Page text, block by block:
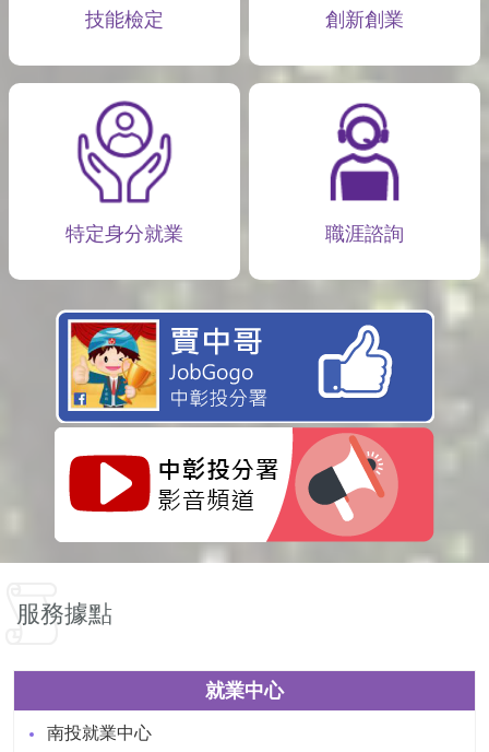
技能檢定 創新創業
特定身分就業 職涯諮詢
服務據點
就業中心
南投就業中心